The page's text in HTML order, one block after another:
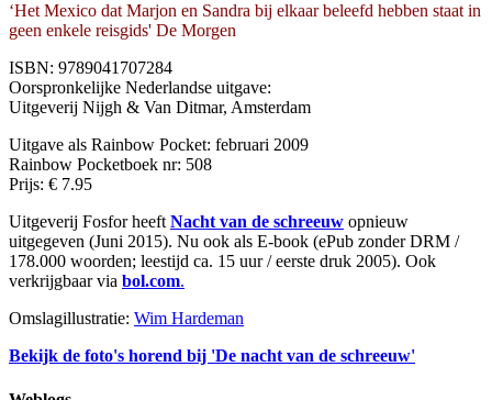
‘Het Mexico dat Marjon en Sandra bij elkaar beleefd hebben staat in
geen enkele reisgids' De Morgen
ISBN: 9789041707284
Oorspronkelijke Nederlandse uitgave:
Uitgeverij Nijgh & Van Ditmar, Amsterdam
Uitgave als Rainbow Pocket: februari 2009
Rainbow Pocketboek nr: 508
Prijs: € 7.95
Uitgeverij Fosfor heeftNacht van de schreeuw opnieuw
uitgegeven (Juni 2015). Nu ook als E-book (ePub zonder DRM /
178.000 woorden; leestijd ca. 15 uur / eerste druk 2005). Ook
verkrijgbaar via bol.com.
Omslagillustratie: Wim Hardeman
Bekijk de foto's horend bij 'De nacht van de schreeuw'